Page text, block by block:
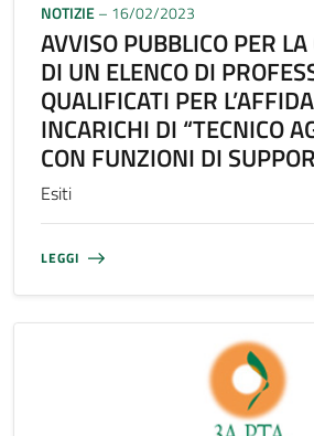
NOTIZIE– 16/02/2023
AVVISO PUBBLICO PER
DI UN ELENCO DI
QUALIFICATI PER
INCARICHI DI “TECNICO
CON FUNZIONI DI
Esiti
LEGGI